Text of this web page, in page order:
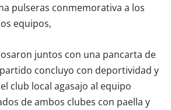
pulseras conmemorativa a los
equipos,
juntos con una pancarta de
concluyo con deportividad y
club local agasajo al equipo
de ambos clubes con paella y